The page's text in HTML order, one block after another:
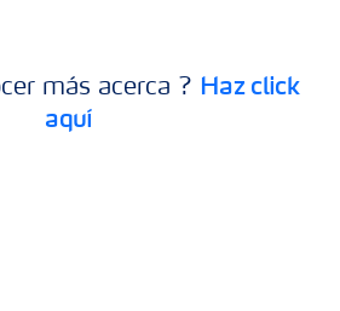
más acerca ? Haz click
aquí